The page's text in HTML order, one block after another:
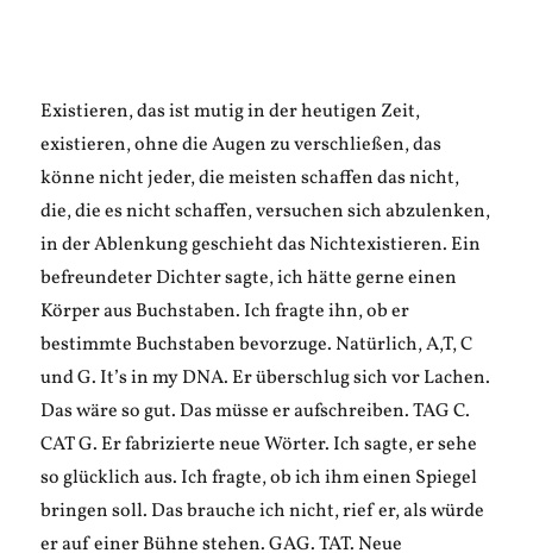
Existieren, das ist mutig in der heutigen Zeit,
existieren, ohne die Augen zu verschließen, das
könne nicht jeder, die meisten schaffen das nicht,
die, die es nicht schaffen, versuchen sich abzulenken,
in der Ablenkung geschieht das Nichtexistieren. Ein
befreundeter Dichter sagte, ich hätte gerne einen
Körper aus Buchstaben. Ich fragte ihn, ob er
bestimmte Buchstaben bevorzuge. Natürlich, A,T, C
und G. It’s in my DNA. Er überschlug sich vor Lachen.
Das wäre so gut. Das müsse er aufschreiben. TAG C.
CAT G. Er fabrizierte neue Wörter. Ich sagte, er sehe
so glücklich aus. Ich fragte, ob ich ihm einen Spiegel
bringen soll. Das brauche ich nicht, rief er, als würde
er auf einer Bühne stehen. GAG. TAT. Neue